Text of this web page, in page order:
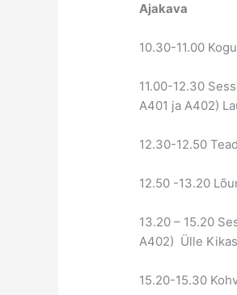
Ajakava
10.30-11.00
11.00-12.30
A401 ja A402)
12.30-12.50
12.50 -13.20
13.20 – 15.20
A402) Ülle Kikas
15.20-15.30